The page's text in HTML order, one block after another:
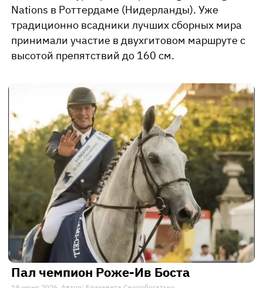
Nations в Роттердаме (Нидерланды). Уже
традиционно всадники лучших сборных мира
принимали участие в двухгитовом маршруте с
высотой препятствий до 160 см.
Пал чемпион Роже-Ив Боста